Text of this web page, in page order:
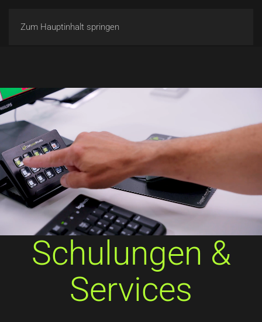
Zum Hauptinhalt springen
Schulungen &
Services